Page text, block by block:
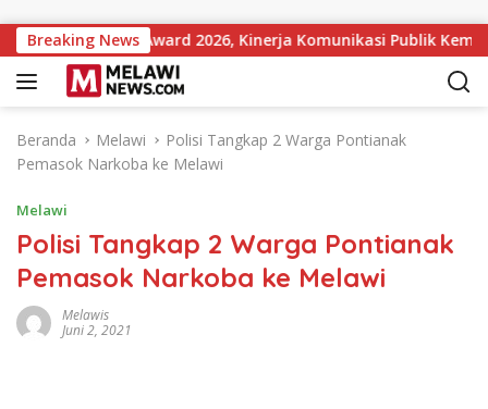
Breaking News
Award 2026, Kinerja Komunikasi Publik Kementerian
Beranda Melawi
Polisi Tangkap 2 Warga Pontianak
Pemasok Narkoba ke Melawi
Melawi
Polisi Tangkap 2 Warga Pontianak
Pemasok Narkoba ke Melawi
Melawis
Juni 2, 2021